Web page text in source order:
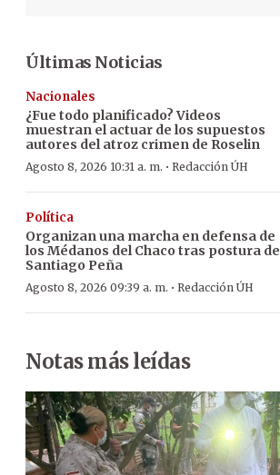
Últimas Noticias
Nacionales
¿Fue todo planificado? Videos
muestran el actuar de los supuestos
autores del atroz crimen de Roselin
Agosto 8, 2026 10:31 a. m. · Redacción ÚH
Política
Organizan una marcha en defensa de
los Médanos del Chaco tras postura de
Santiago Peña
Agosto 8, 2026 09:39 a. m. · Redacción ÚH
Notas más leídas